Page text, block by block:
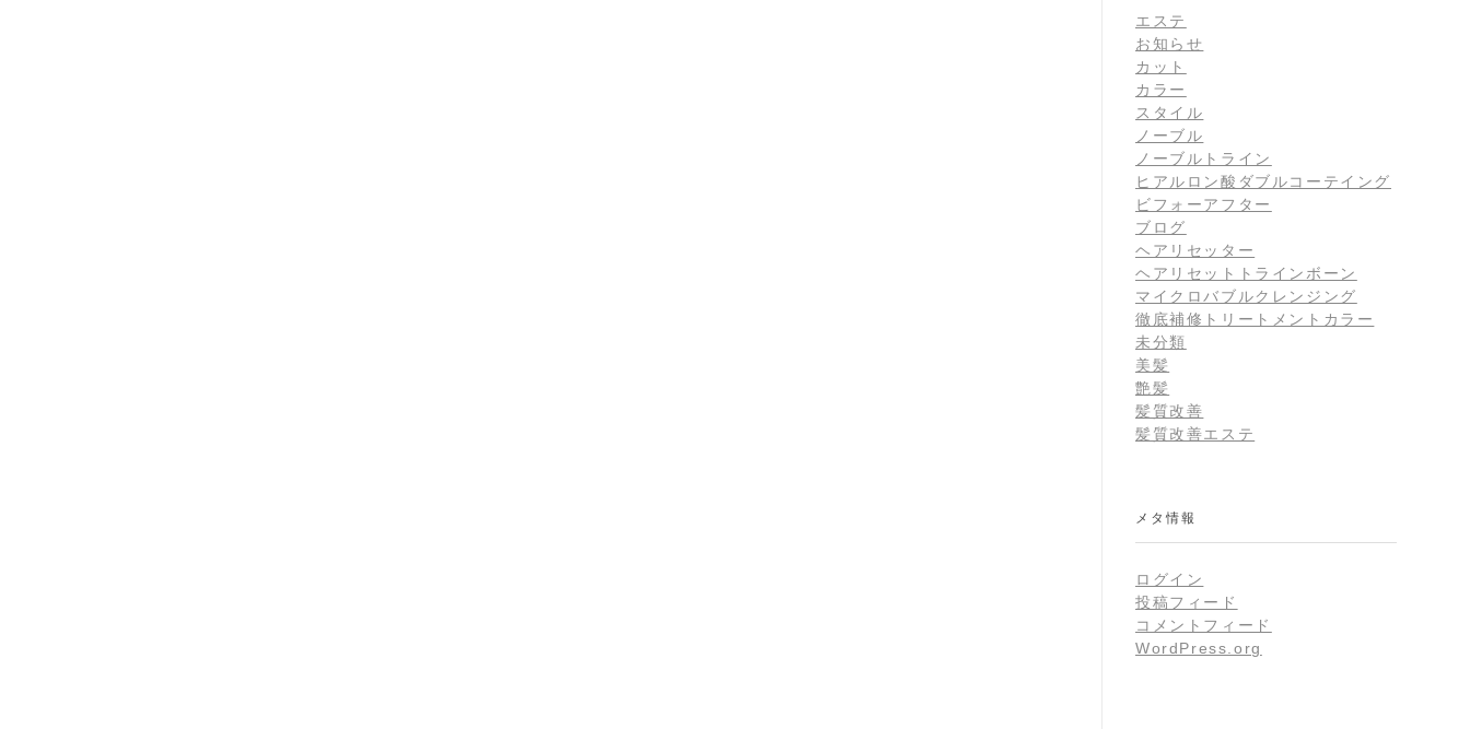
エステ
お知らせ
カット
カラー
スタイル
ノーブル
ノーブルトライン
ヒアルロン酸ダブルコーテイング
ビフォーアフター
ブログ
ヘアリセッター
ヘアリセットトラインボーン
マイクロバブルクレンジング
徹底補修トリートメントカラー
未分類
美髪
艶髪
髪質改善
髪質改善エステ
メタ情報
ログイン
投稿フィード
コメントフィード
WordPress.org